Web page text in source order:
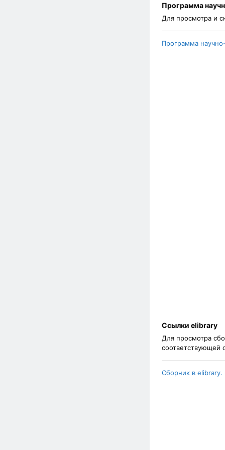
Программа
Для просмотра и
Программа
Ссылки elibrary
Для просмотра
соответствующей
Сборник в elibrary.